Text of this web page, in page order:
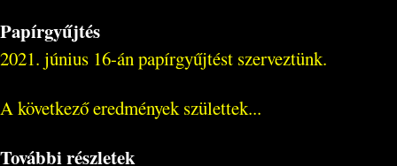
Papírgyűjtés
2021. június 16-án papírgyűjtést szerveztünk.
A következő eredmények születtek...
További részletek